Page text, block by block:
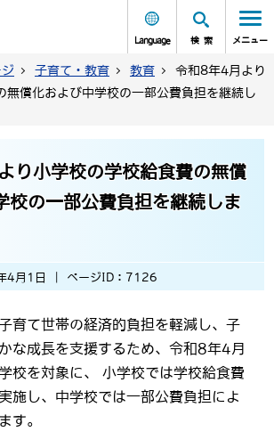
Language 検索 メニュー
子育て・教育 教育
令和8年4月より
無償化および中学校の一部公費負担を継続し
り小学校の学校給食費の無償
校の一部公費負担を継続しま
4月1日 ページID：7126
育て世帯の経済的負担を軽減し、子
な成長を支援するため、令和8年4月
校を対象に、 小学校では学校給食費
施し、中学校では一部公費負担によ
す。